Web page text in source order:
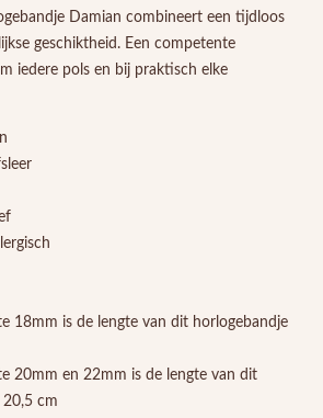
Damian combineert een tijdloos
geschiktheid. Een competente
iedere pols en bij praktisch elke
18mm is de lengte van dit horlogebandje
20mm en 22mm is de lengte van dit
20,5 cm